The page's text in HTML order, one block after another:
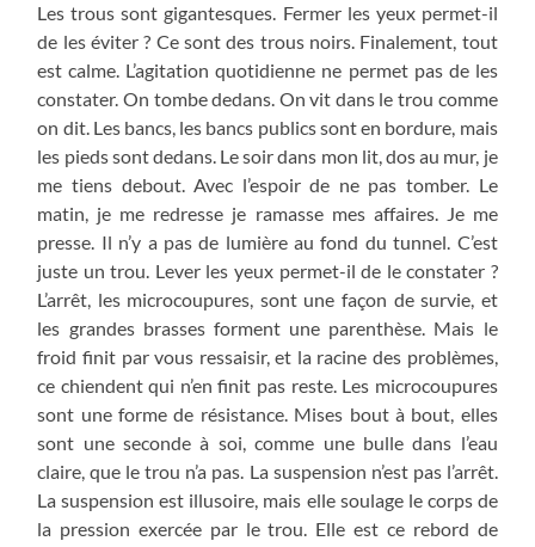
Les trous sont gigantesques. Fermer les yeux permet-il
de les éviter ? Ce sont des trous noirs. Finalement, tout
est calme. L’agitation quotidienne ne permet pas de les
constater. On tombe dedans. On vit dans le trou comme
on dit. Les bancs, les bancs publics sont en bordure, mais
les pieds sont dedans. Le soir dans mon lit, dos au mur, je
me tiens debout. Avec l’espoir de ne pas tomber. Le
matin, je me redresse je ramasse mes affaires. Je me
presse. Il n’y a pas de lumière au fond du tunnel. C’est
juste un trou. Lever les yeux permet-il de le constater ?
L’arrêt, les microcoupures, sont une façon de survie, et
les grandes brasses forment une parenthèse. Mais le
froid finit par vous ressaisir, et la racine des problèmes,
ce chiendent qui n’en finit pas reste. Les microcoupures
sont une forme de résistance. Mises bout à bout, elles
sont une seconde à soi, comme une bulle dans l’eau
claire, que le trou n’a pas. La suspension n’est pas l’arrêt.
La suspension est illusoire, mais elle soulage le corps de
la pression exercée par le trou. Elle est ce rebord de